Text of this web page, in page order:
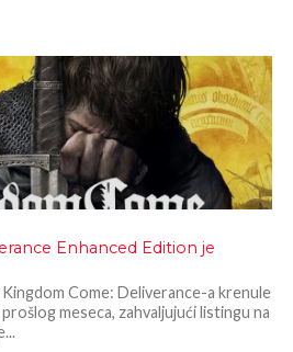
Enhanced Edition je
Come: Deliverance-a krenule
meseca, zahvaljujući listingu na